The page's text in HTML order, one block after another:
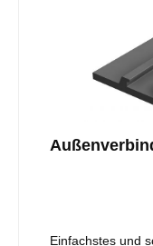
Einfachstes und